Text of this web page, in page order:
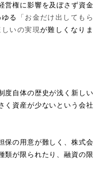
営権に影響を及ぼさず資金
る
「お金だけ出してもら
いの実現が難しくなりま
度自体の歴史が浅く新しい
く資産が少ないという会社
保の用意が難しく、株式会
類が限られたり、融資の限